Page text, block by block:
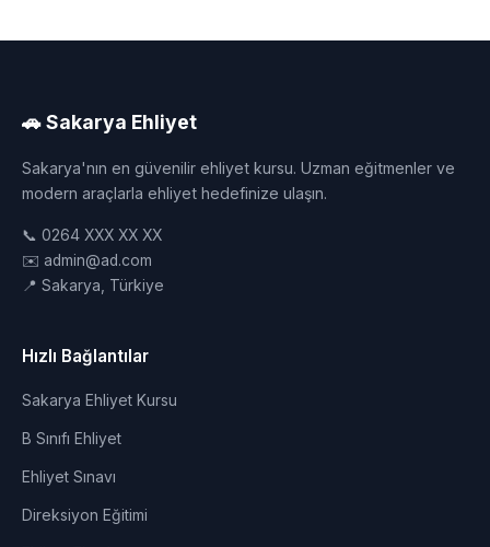
🚗 Sakarya Ehliyet
Sakarya'nın en güvenilir ehliyet kursu. Uzman eğitmenler ve
modern araçlarla ehliyet hedefinize ulaşın.
📞 0264 XXX XX XX
✉️ admin@ad.com
📍 Sakarya, Türkiye
Hızlı Bağlantılar
Sakarya Ehliyet Kursu
B Sınıfı Ehliyet
Ehliyet Sınavı
Direksiyon Eğitimi